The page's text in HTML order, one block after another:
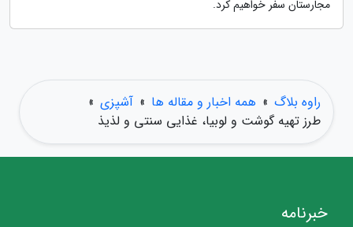
مجارستان سفر خواهیم کرد.
راوه بلاگ » همه اخبار و مقاله ها » آشپزی »
طرز تهیه گوشت و لوبیا، غذایی سنتی و لذیذ
خبرنامه